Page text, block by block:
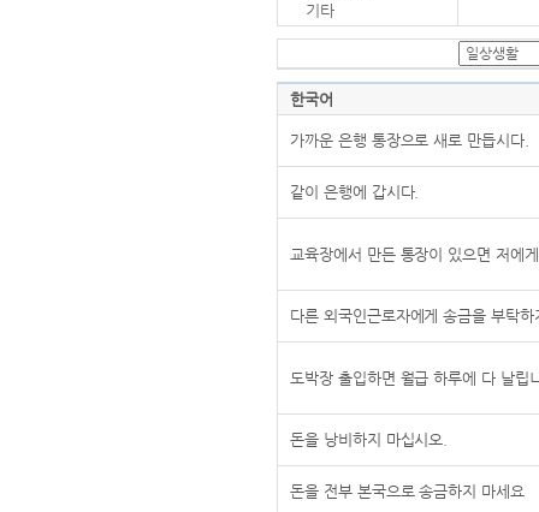
기타
한국어
가까운 은행 통장으로 새로 만듭시다.
같이 은행에 갑시다.
교육장에서 만든 통장이 있으면 저에
다른 외국인근로자에게 송금을 부탁하
도박장 출입하면 월급 하루에 다 날립
돈을 낭비하지 마십시오.
돈을 전부 본국으로 송금하지 마세요